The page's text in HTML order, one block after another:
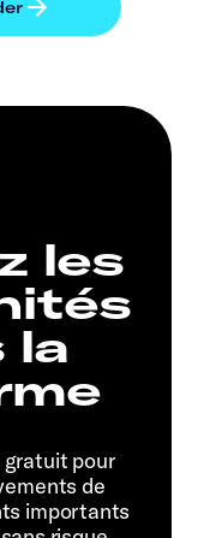
les
la
gratuit pour
de
importants